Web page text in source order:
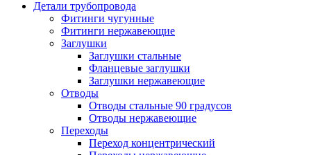
Детали трубопровода
Фитинги чугунные
Фитинги нержавеющие
Заглушки
Заглушки стальные
Фланцевые заглушки
Заглушки нержавеющие
Отводы
Отводы стальные 90 градусов
Отводы нержавеющие
Переходы
Переход концентрический